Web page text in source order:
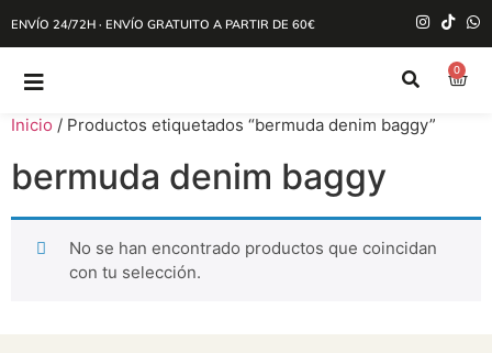
ENVÍO 24/72H · ENVÍO GRATUITO A PARTIR DE 60€
0
Inicio / Productos etiquetados “bermuda denim baggy”
bermuda denim baggy
No se han encontrado productos que coincidan
con tu selección.